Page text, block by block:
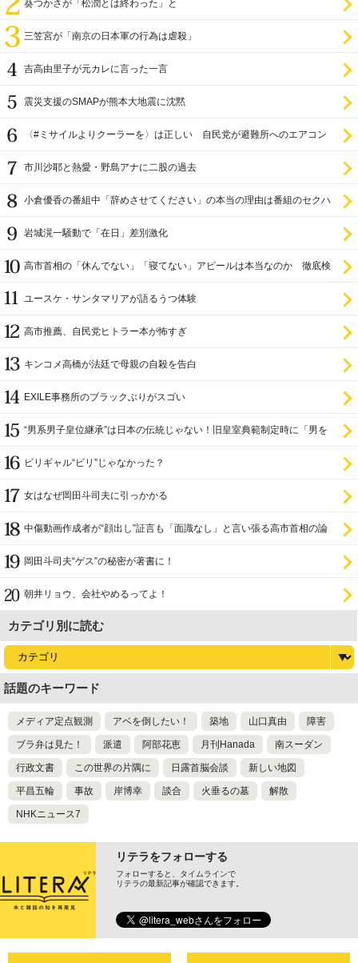
葵つかさが「松潤とは終わった」と
三笠宮が「南京の日本軍の行為は虐殺」
吉高由里子が元カレに言った一言
震災支援のSMAPが熊本大地震に沈黙
〈#ミサイルよりクーラーを〉は正しい 自民党が避難所へのエアコン
市川沙耶と熱愛・野島アナに二股の過去
小倉優香の番組中「辞めさせてください」の本当の理由は番組のセクハ
岩城滉一騒動で「在日」差別激化
高市首相の「休んでない」「寝てない」アピールは本当なのか 徹底検
ユースケ・サンタマリアが語るうつ体験
高市推薦、自民党ヒトラー本が怖すぎ
キンコメ高橋が法廷で母親の自殺を告白
EXILE事務所のブラックぶりがスゴい
“男系男子皇位継承”は日本の伝統じゃない！旧皇室典範制定時に「男を
ビリギャル“ビリ”じゃなかった？
女はなぜ岡田斗司夫に引っかかる
中傷動画作成者が“顔出し”証言も「面識なし」と言い張る高市首相の論
岡田斗司夫“ゲス”の秘密が著書に！
朝井リョウ、会社やめるってよ！
カテゴリ別に読む
話題のキーワード
メディア定点観測 アベを倒したい！ 築地 山口真由 障害
ブラ弁は見た！ 派遣 阿部花恵 月刊Hanada 南スーダン
行政文書 この世界の片隅に 日露首脳会談 新しい地図
平昌五輪 事故 岸博幸 談合 火垂るの墓 解散
NHKニュース7
リテラをフォローする
フォローすると、タイムラインで
リテラの最新記事が確認できます。